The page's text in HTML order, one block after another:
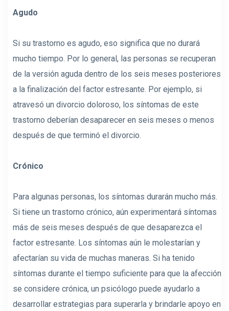
Agudo
Si su trastorno es agudo, eso significa que no durará
mucho tiempo. Por lo general, las personas se recuperan
de la versión aguda dentro de los seis meses posteriores
a la finalización del factor estresante. Por ejemplo, si
atravesó un divorcio doloroso, los síntomas de este
trastorno deberían desaparecer en seis meses o menos
después de que terminó el divorcio.
Crónico
Para algunas personas, los síntomas durarán mucho más.
Si tiene un trastorno crónico, aún experimentará síntomas
más de seis meses después de que desaparezca el
factor estresante. Los síntomas aún le molestarían y
afectarían su vida de muchas maneras. Si ha tenido
síntomas durante el tiempo suficiente para que la afección
se considere crónica, un psicólogo puede ayudarlo a
desarrollar estrategias para superarla y brindarle apoyo en